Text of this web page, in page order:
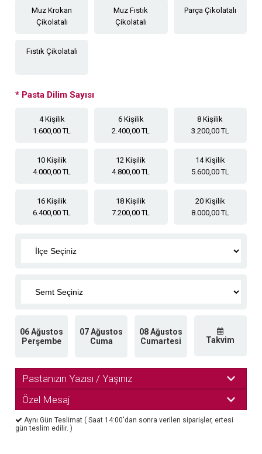
Muz Krokan
Çikolatalı
Muz Fıstık
Çikolatalı
Parça Çikolatalı
Fıstık Çikolatalı
* Pasta Dilim Sayısı
4 Kişilik
1.600,00 TL
6 Kişilik
2.400,00 TL
8 Kişilik
3.200,00 TL
10 Kişilik
4.000,00 TL
12 Kişilik
4.800,00 TL
14 Kişilik
5.600,00 TL
16 Kişilik
6.400,00 TL
18 Kişilik
7.200,00 TL
20 Kişilik
8.000,00 TL
06 Ağustos
Perşembe
07 Ağustos
Cuma
08 Ağustos
Cumartesi
Takvim
Pastanızın Yazısı / Yaşınız
Özel Mesaj
Aynı Gün Teslimat ( Saat 14:00'dan sonra verilen siparişler, ertesi
gün teslim edilir. )